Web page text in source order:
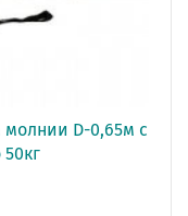
D-0,65м с